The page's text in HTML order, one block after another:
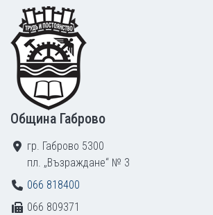
Footer
Община Габрово
гр. Габрово 5300
пл. „Възраждане“ № 3
066 818400
066 809371